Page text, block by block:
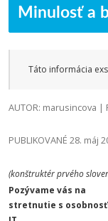
Minulosť a
Táto informácia
AUTOR: marusincova |
PUBLIKOVANÉ 28. máj
(konštruktér prvého
Pozývame vás na
stretnutie s